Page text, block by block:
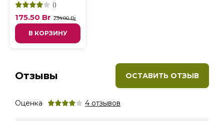
()
175.50 Br 234.00 Br
В КОРЗИНУ
Отзывы ОСТАВИТЬ ОТЗЫВ
Оценка 4 отзывов